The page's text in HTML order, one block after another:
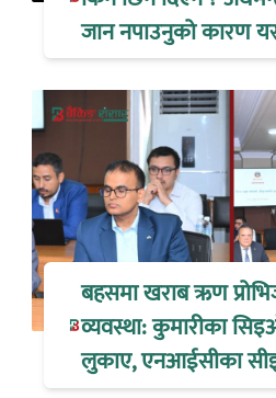
जान नपाउनुको कारण
बहसमा खराब ऋण
व्यवस्था: कुमारीका
लुकाए, एनआईसीका